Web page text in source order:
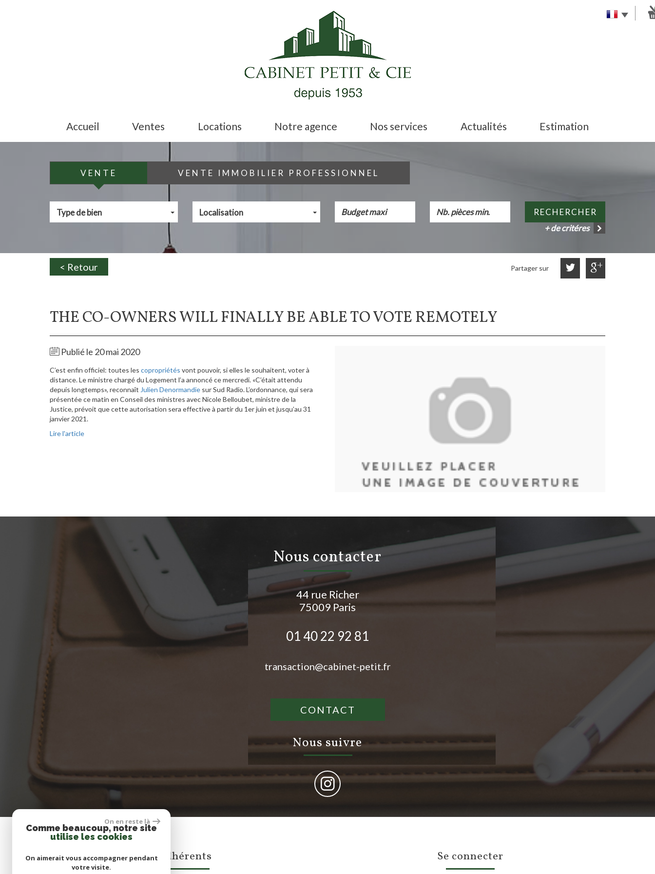
Accueil Ventes Locations Notre agence Nos services Actualités Estimation
VENTE VENTE IMMOBILIER PROFESSIONNEL
Type de bien Localisation
RECHERCHER
+ de critéres
< Retour Partager sur
THE CO-OWNERS WILL FINALLY BE ABLE TO VOTE REMOTELY
Publié le 20 mai 2020
C’est enfin officiel: toutes les copropriétés vont pouvoir, si elles le souhaitent, voter à
distance. Le ministre chargé du Logement l’a annoncé ce mercredi. «C’était attendu
depuis longtemps», reconnaît Julien Denormandie sur Sud Radio. L’ordonnance, qui sera
présentée ce matin en Conseil des ministres avec Nicole Belloubet, ministre de la
Justice, prévoit que cette autorisation sera effective à partir du 1er juin et jusqu’au 31
janvier 2021.
Lire l'article
nous contacter
44 rue Richer
75009 Paris
01 40 22 92 81
transaction@cabinet-petit.fr
CONTACT
nous suivre
adhérents se connecter
On en reste là
Comme beaucoup, notre site
utilise les cookies
On aimerait vous accompagner pendant
votre visite.